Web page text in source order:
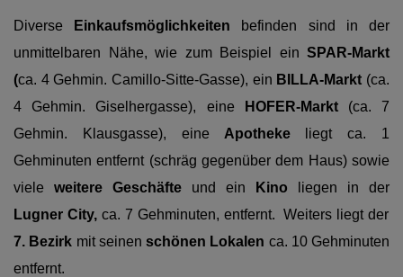
Diverse Einkaufsmöglichkeiten befinden sind in der
unmittelbaren Nähe, wie zum Beispiel ein SPAR-Markt
(ca. 4 Gehmin. Camillo-Sitte-Gasse), ein BILLA-Markt (ca.
4 Gehmin. Giselhergasse), eine HOFER-Markt (ca. 7
Gehmin. Klausgasse), eine Apotheke
liegt ca. 1
Gehminuten entfernt (schräg gegenüber dem Haus) sowie
viele weitere Geschäfte und ein Kino
liegen in der
Lugner City, ca. 7 Gehminuten, entfernt. Weiters liegt der
7. Bezirk mit seinen schönen Lokalen ca. 10 Gehminuten
entfernt.